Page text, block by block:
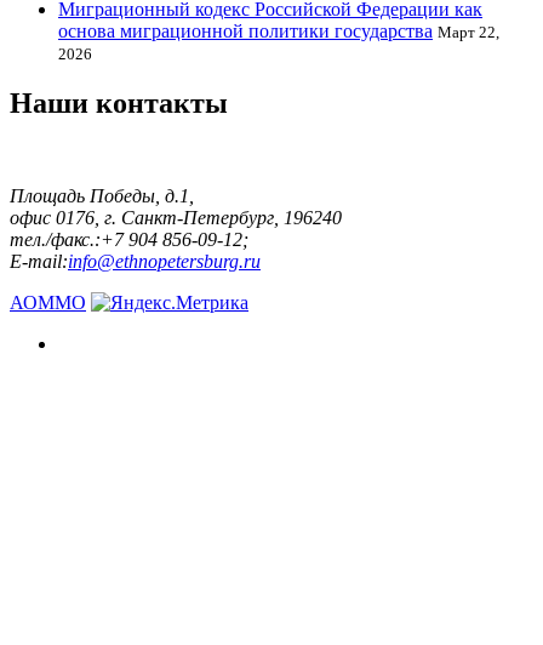
Миграционный кодекс Российской Федерации как
основа миграционной политики государства Март 22,
2026
Наши контакты
Площадь Победы, д.1,
офис 0176, г. Санкт-Петербург, 196240
тел./факс.:+7 904 856-09-12;
E-mail:info@ethnopetersburg.ru
АОММО